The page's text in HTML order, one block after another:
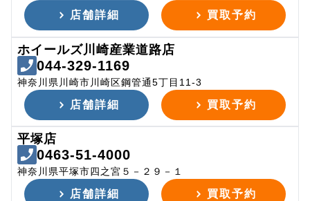
店舗詳細 買取予約
ホイールズ川崎産業道路店
044-329-1169
神奈川県川崎市川崎区鋼管通5丁目11-3
店舗詳細 買取予約
平塚店
0463-51-4000
神奈川県平塚市四之宮５－２９－１
店舗詳細 買取予約